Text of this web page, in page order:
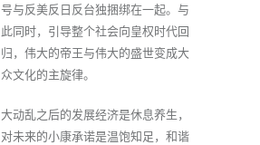
号与反美反日反台独捆绑在一起。与
此同时，引导整个社会向皇权时代回
归，伟大的帝王与伟大的盛世变成大
众文化的主旋律。
大动乱之后的发展经济是休息养生，
对未来的小康承诺是温饱知足，和谐